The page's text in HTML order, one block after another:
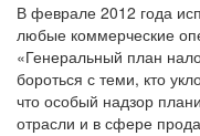
В феврале 2012 года
любые коммерческие
«Генеральный план
бороться с теми, кто
что особый надзор
отрасли и в сфере